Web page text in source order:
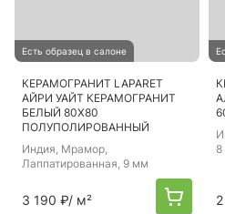
Есть образец в салоне
КЕРАМОГРАНИТ LAPARET
АЙРИ УАЙТ КЕРАМОГРАНИТ
БЕЛЫЙ 80Х80
ПОЛУПОЛИРОВАННЫЙ
Индия, Мрамор,
Лаппатированная, 9 мм
3 190 ₽/ м²
8